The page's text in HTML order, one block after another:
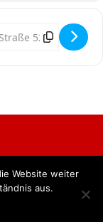
Karneval
Address -
Website weiter
aus.